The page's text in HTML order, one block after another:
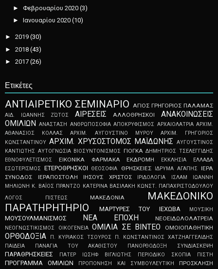
► Φεβρουαρίου 2020 (3)
► Ιανουαρίου 2020 (10)
► 2019 (30)
► 2018 (43)
► 2017 (26)
Ετικέτες
ΑNTIAIPETIKO ΣEMINAPIO ΑΓΙΟΣ ΓΡΗΓΟΡΙΟΣ ΠΑΛΑΜΑΣ
ΑΙΔ. ΙΩΑΝΝΗΣ ΖΏΤΟΣ ΑΙΡΕΣΕΙΣ ΑΛΛΟΘΡΗΣΚΟΙ
ΑΝΑΚΟΙΝΩΣΕΙΣ
ΟΜΙΛΙΩΝ
ΑΝΑΣΤΑΣΗ ΑΝΘΡΩΠΟΣΟΦΙΑ ΑΠOKPYΦIΣMOΣ ΑΡΧΑΙΟΛΑΤΡΙΑ ΑΡΧΙΜ.
ΑΘΑΝΑΣΙΟΣ ΚΟΛΛΑΣ
ΑΡΧΙΜ. ΑΥΓΟΥΣΤΙΝΟ ΜΥΡΟΥ
ΑΡΧΙΜ. ΓΡΗΓΟΡΙΟΣ
ΚΩΝΣΤΑΝΤΙΝΟΥ ΑΡΧΙΜ. ΧΡΥΣΟΣΤΟΜΟΣ ΜΑΪΔΩΝΗΣ
ΑΥΓΟΥΣΤΙΝΟΣ
ΚΑΝΤΙΩΤΗΣ ΑΥΤΟΓΝΩΣΙΑ ΒΙΟΣΥΝΤΟΝΙΣΜΟΣ ΓΙΟΓΚΑ ΔΗΜΗΤΡΙΟΣ ΤΣΕΛΕΓΓΙΔΗΣ
ΕΘΝΟΦΥΛΕΤΙΣΜΟΣ
ΕΙΚΟΝΙΚΑ ΦΑΡΜΑΚΑ ΕΚΔΡΟΜΗ ΕΚΚΛΗΣΙΑ
ΕΛΛΑΔΑ
ΕΣΩΤΕΡΙΣΜΟΣ ΕΤΕΡΟΘΡΗΣΚΟΙ ΘΕΟΣΟΦΙΑ ΘΡΗΣΚΕΙΕΣ ΙΔΡΥΜΑ ΑΓΑΠΗΣ ΙΕΡΑ
ΣΥΝΟΔΟΣ
ΙΕΡΑΠΟΣΤΟΛΗ ΙΗΣΟΥΣ ΧΡΙΣΤΟΣ ΙΡΙΔΟΛΟΓΙΑ ΙΣΛΑΜ
ΙΩΑΝΝΗ
ΜΗΛΙΩΝΗ Κ. ΒΑΪΟΣ ΠΡΑΝΤΖΟ ΚΑΤΕΡΙΝΑ ΒΑΣΙΛΑΚΗ ΚΩΝΣΤ. ΠΑΠΑΧΡΙΣΤΟΔΟΥΛΟΥ
ΛΟΓΟΣ ΠΙΣΤΕΩΣ
ΜΑΚΕΔΟΝΙΑ
ΜΑΚΕΔΟΝΙΚΟ
ΠΑΡΑΤΗΡΗΤΗΡΙΟ
ΜΑΡΤΥΡΕΣ ΤΟΥ ΙΕΧΩΒΑ ΜΟΥΣΙΚΗ
ΜΟΥΣΟΥΛΜΑΝΙΣΜΟΣ ΝΕΑ ΕΠΟΧΗ ΝΕΟEIΔΩΛOΛATPEIA
ΝΕΟΓNΩΣTIKIΣMOΣ ΟΙΚΟΓΕΝΕΙΑ ΟΜΙΛΙΑ ΣΕ ΒΙΝΤΕΟ ΟΜΟΙΟΠΑΘΗΤΙΚΗ
ΟΡΘΟΔΟΞΙΑ Π. ΚΥΡΙΑΚΟΣ ΤΣΟΥΡΟΣ
Π. ΚΩΝΣΤΑΝΤΙΝΟΣ ΧΑΤΖΗΑΓΓΕΛΙΔΗΣ
ΠΑΙΔΕΙΑ
ΠΑΝΑΓΙΑ ΤΟΥ ΑΚΑΘΙΣΤΟΥ ΠΑΝΟΡΘΟΔΟΞΗ ΣΥΝΔΙΑΣΚΕΨΗ
ΠΑΡΑΘΡΗΣΚΕΙΕΣ ΠΑΤΕΡ ΙΩΣΗΦ ΒΙΓΛΙΩΤΗΣ ΠΕΡΙΟΔΙΚΟ ΣΚΟΠΙΑ ΠΙΣΤΗ
ΠΡΟΓΡΑΜΜΑ ΟΜΙΛΙΩΝ ΠΡΟΠΟΝΗΣΗ ΚΑΙ ΣΥΜΒΟΥΛΕΥΤΙΚΗ ΠΡΟΣΚΛΗΣΗ